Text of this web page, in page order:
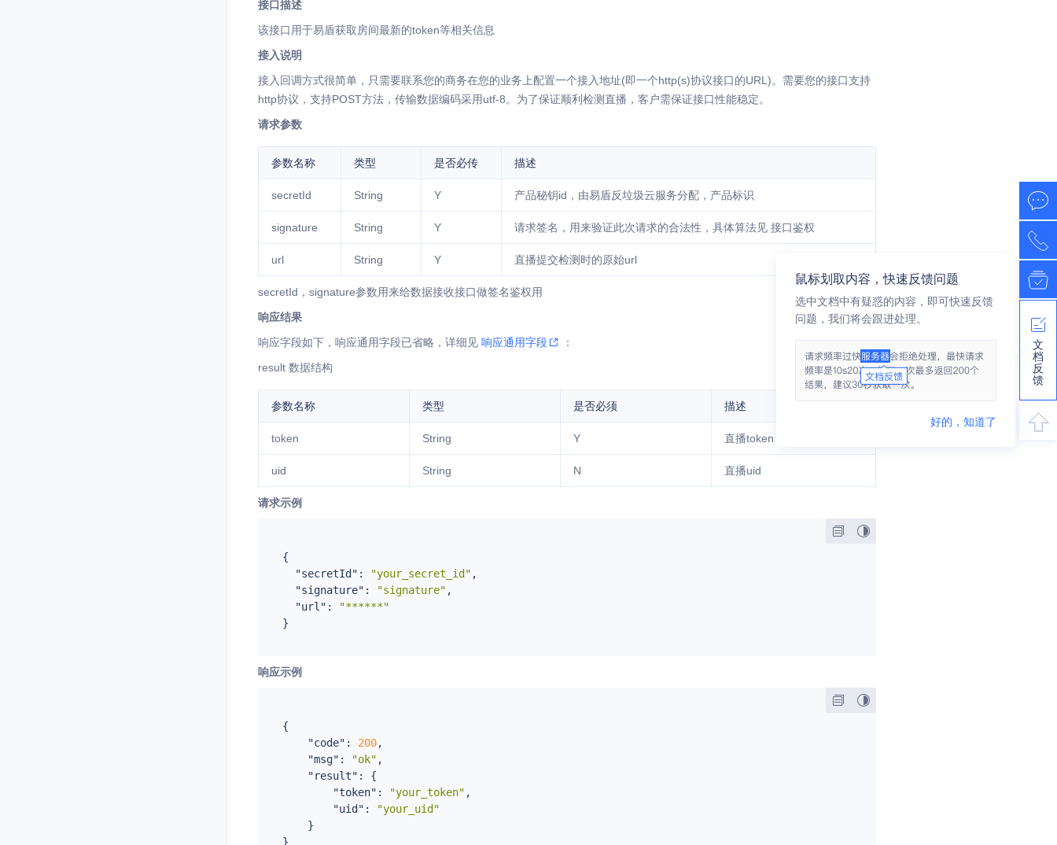
接口描述
该接口用于易盾获取房间最新的token等相关信息
接入说明
接入回调方式很简单，只需要联系您的商务在您的业务上配置一个接入地址(即一个http(s)协议接口的URL)。需要您的接口支持
http协议，支持POST方法，传输数据编码采用utf-8。为了保证顺利检测直播，客户需保证接口性能稳定。
请求参数
参数名称 类型 是否必传 描述
secretId String Y 产品秘钥id，由易盾反垃圾云服务分配，产品标识
signature String Y 请求签名，用来验证此次请求的合法性，具体算法见 接口鉴权
url String Y 直播提交检测时的原始url
secretId，signature参数用来给数据接收接口做签名鉴权用
响应结果
响应字段如下，响应通用字段已省略，详细见 响应通用字段
：
result 数据结构
参数名称 类型 是否必须 描述
token String Y 直播token
uid String N 直播uid
请求示例
{
"secretId" : "your_secret_id" ,
"signature" : "signature" ,
"url" :
"******"
响应示例
{
"code" : 200,
"msg" : "ok" ,
"result" : {
"token" : "your_token" ,
"uid" :
"your_uid"
    }
文
档
反
馈
鼠标划取内容，快速反馈问题
选中文档中有疑惑的内容，即可快速反馈
问题，我们将会跟进处理。
好的，知道了